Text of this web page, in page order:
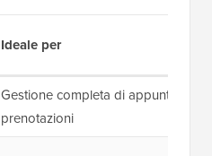
Ideale per
Gestione completa di appuntamenti
prenotazioni